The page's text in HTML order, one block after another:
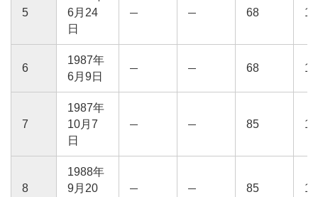
5
6月24
日
68 13
6
1987年
6月9日
68 13
7
1987年
10月7
日
85 16
8
1988年
9月20
85 16